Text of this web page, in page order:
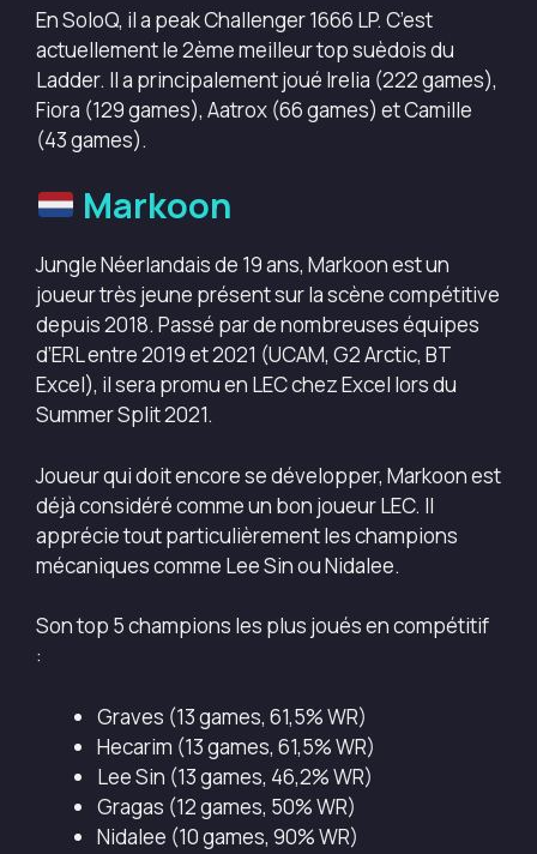
En SoloQ, il a peak Challenger 1666 LP. C’est
actuellement le 2ème meilleur top suèdois du
Ladder. Il a principalement joué Irelia (222 games),
Fiora (129 games), Aatrox (66 games) et Camille
(43 games).
Markoon
Jungle Néerlandais de 19 ans, Markoon est un
joueur très jeune présent sur la scène compétitive
depuis 2018. Passé par de nombreuses équipes
d’ERL entre 2019 et 2021 (UCAM, G2 Arctic, BT
Excel), il sera promu en LEC chez Excel lors du
Summer Split 2021.
Joueur qui doit encore se développer, Markoon est
déjà considéré comme un bon joueur LEC. Il
apprécie tout particulièrement les champions
mécaniques comme Lee Sin ou Nidalee.
Son top 5 champions les plus joués en compétitif
:
Graves (13 games, 61,5% WR)
Hecarim (13 games, 61,5% WR)
Lee Sin (13 games, 46,2% WR)
Gragas (12 games, 50% WR)
Nidalee (10 games, 90% WR)